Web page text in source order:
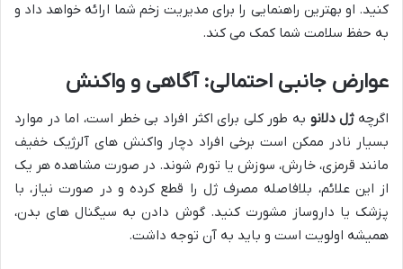
کنید. او بهترین راهنمایی را برای مدیریت زخم شما ارائه خواهد داد و
به حفظ سلامت شما کمک می کند.
عوارض جانبی احتمالی: آگاهی و واکنش
اگرچهژل دلانو به طور کلی برای اکثر افراد بی خطر است، اما در موارد
بسیار نادر ممکن است برخی افراد دچار واکنش های آلرژیک خفیف
مانند قرمزی، خارش، سوزش یا تورم شوند. در صورت مشاهده هر یک
از این علائم، بلافاصله مصرف ژل را قطع کرده و در صورت نیاز، با
پزشک یا داروساز مشورت کنید. گوش دادن به سیگنال های بدن،
همیشه اولویت است و باید به آن توجه داشت.